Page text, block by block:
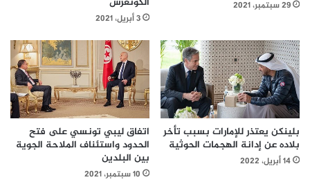
29 سبتمبر، 2021
3 أبريل، 2021
بلينكن يعتذر للإمارات بسبب تأخر
بلاده عن إدانة الهجمات الحوثية
14 أبريل، 2022
اتفاق ليبي تونسي على فتح
الحدود واستئناف الملاحة الجوية
بين البلدين
10 سبتمبر، 2021